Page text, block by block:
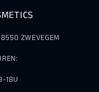
ZWEVEGEM
18U